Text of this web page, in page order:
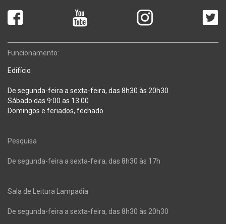
Funcionamento:
Edifício
De segunda-feira a sexta-feira, das 8h30 às 20h30
Sábado das 9:00 as 13:00
Domingos e feriados, fechado
Pesquisa
De segunda-feira a sexta-feira, das 8h30 às 17h
Sala de Leitura Lampadia
De segunda-feira a sexta-feira, das 8h30 às 20h30